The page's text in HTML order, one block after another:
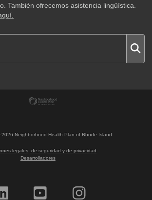
También ofrecemos asistencia lingüística.
2026 Neighborhood Health Plan of Rhode Island
legales, de seguridad y de privacidad
Desarrolladores